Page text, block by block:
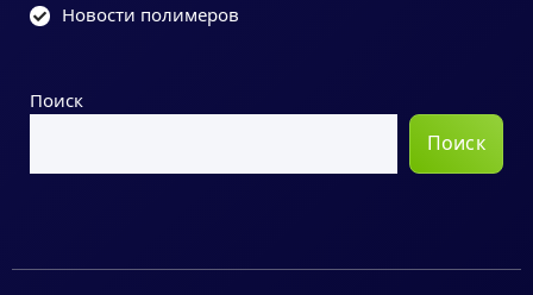
Новости полимеров
Поиск
Поиск